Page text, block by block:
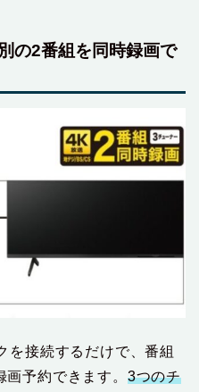
の2番組を同時録画で
を接続するだけで、番組
予約できます。 3つのチ